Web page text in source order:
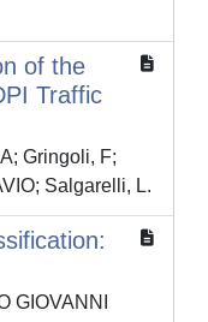
of the
Traffic
Gringoli, F;
Salgarelli, L.
GIOVANNI